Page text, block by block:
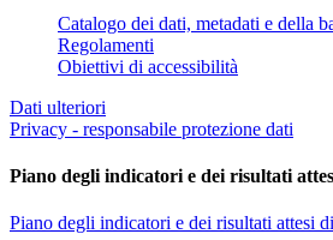
Catalogo dei dati, metadati e della
Regolamenti
Obiettivi di accessibilità
Dati ulteriori
Privacy - responsabile protezione dati
Piano degli indicatori e dei risultati
Piano degli indicatori e dei risultati attesi